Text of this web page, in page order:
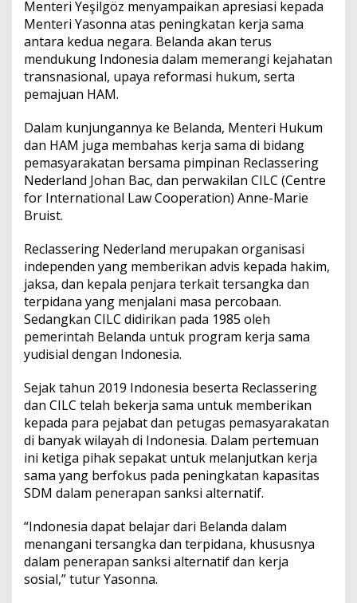
Menteri Yeşilgöz menyampaikan apresiasi kepada
Menteri Yasonna atas peningkatan kerja sama
antara kedua negara. Belanda akan terus
mendukung Indonesia dalam memerangi kejahatan
transnasional, upaya reformasi hukum, serta
pemajuan HAM.
Dalam kunjungannya ke Belanda, Menteri Hukum
dan HAM juga membahas kerja sama di bidang
pemasyarakatan bersama pimpinan Reclassering
Nederland Johan Bac, dan perwakilan CILC (Centre
for International Law Cooperation) Anne-Marie
Bruist.
Reclassering Nederland merupakan organisasi
independen yang memberikan advis kepada hakim,
jaksa, dan kepala penjara terkait tersangka dan
terpidana yang menjalani masa percobaan.
Sedangkan CILC didirikan pada 1985 oleh
pemerintah Belanda untuk program kerja sama
yudisial dengan Indonesia.
Sejak tahun 2019 Indonesia beserta Reclassering
dan CILC telah bekerja sama untuk memberikan
kepada para pejabat dan petugas pemasyarakatan
di banyak wilayah di Indonesia. Dalam pertemuan
ini ketiga pihak sepakat untuk melanjutkan kerja
sama yang berfokus pada peningkatan kapasitas
SDM dalam penerapan sanksi alternatif.
“Indonesia dapat belajar dari Belanda dalam
menangani tersangka dan terpidana, khususnya
dalam penerapan sanksi alternatif dan kerja
sosial,” tutur Yasonna.